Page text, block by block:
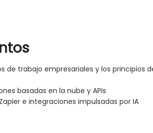
de trabajo empresariales y los principios
basadas en la nube y APIs
e integraciones impulsadas por IA